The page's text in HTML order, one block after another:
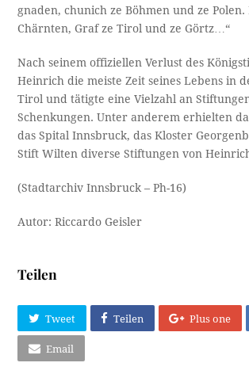
gnaden, chunich ze Böhmen und ze Polen.
Chärnten, Graf ze Tirol und ze Görtz…“
Nach seinem offiziellen Verlust des
Heinrich die meiste Zeit seines Lebens in
Tirol und tätigte eine Vielzahl an
Schenkungen. Unter anderem erhielten
das Spital Innsbruck, das Kloster
Stift Wilten diverse Stiftungen von
(Stadtarchiv Innsbruck – Ph-16)
Autor: Riccardo Geisler
Teilen
Tweet Teilen Plus one
Email